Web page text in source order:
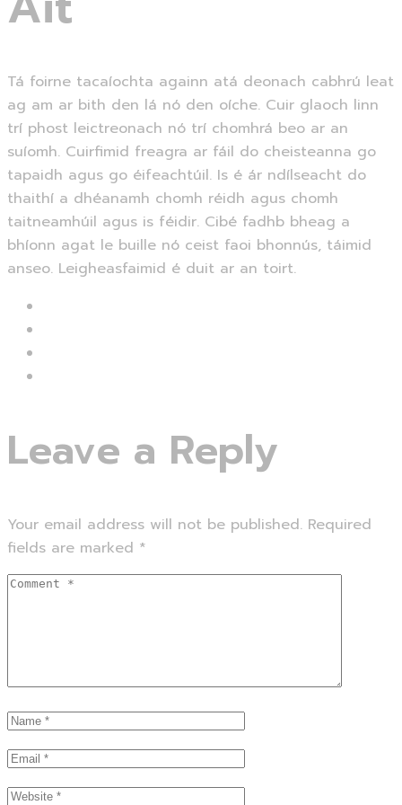
Tá foirne tacaíochta againn atá deonach cabhrú leat
ag am ar bith den lá nó den oíche. Cuir glaoch linn
trí phost leictreonach nó trí chomhrá beo ar an
suíomh. Cuirfimid freagra ar fáil do cheisteanna go
tapaidh agus go éifeachtúil. Is é ár ndílseacht do
thaithí a dhéanamh chomh réidh agus chomh
taitneamhúil agus is féidir. Cibé fadhb bheag a
bhíonn agat le buille nó ceist faoi bhonnús, táimid
anseo. Leigheasfaimid é duit ar an toirt.
Leave a Reply
Your email address will not be published. Required
fields are marked *